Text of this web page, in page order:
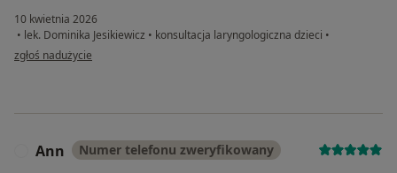
10 kwietnia 2026
• lek. Dominika Jesikiewicz • konsultacja laryngologiczna dzieci •
w opinii użytkownika Artsemi
zgłoś nadużycie
Ann Numer telefonu zweryfikowany